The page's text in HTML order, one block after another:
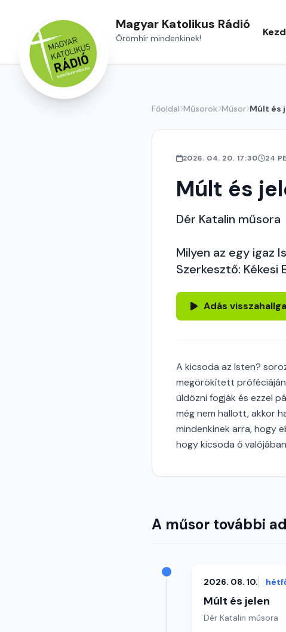
Magyar Katolikus Rádió
Örömhír mindenkinek!
Főoldal Műsorok Műsor Múlt és
2026. 04. 20. 17:30 24
Múlt és
Dér Katalin műsora
Milyen az egy igaz
Szerkesztő: Kékesi
Adás
A kicsoda az Isten?
megörökített próféciáján
üldözni fogják és ezzel
még nem hallott, akkor
mindenkinek arra, hogy
hogy kicsoda ő
A műsor további
2026. 08. 10.
Múlt és jelen
Dér Katalin műsora